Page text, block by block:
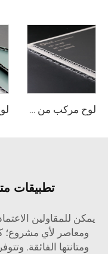
لوح مركب من الألومنيوم بلمسات نهائية معدنية - 0.4 سم × 122 سم × 244 سم
تطبيقات
يمكن للمقاولين
ومعاصر لأي مشروع؛
ومتانتها الفائقة.